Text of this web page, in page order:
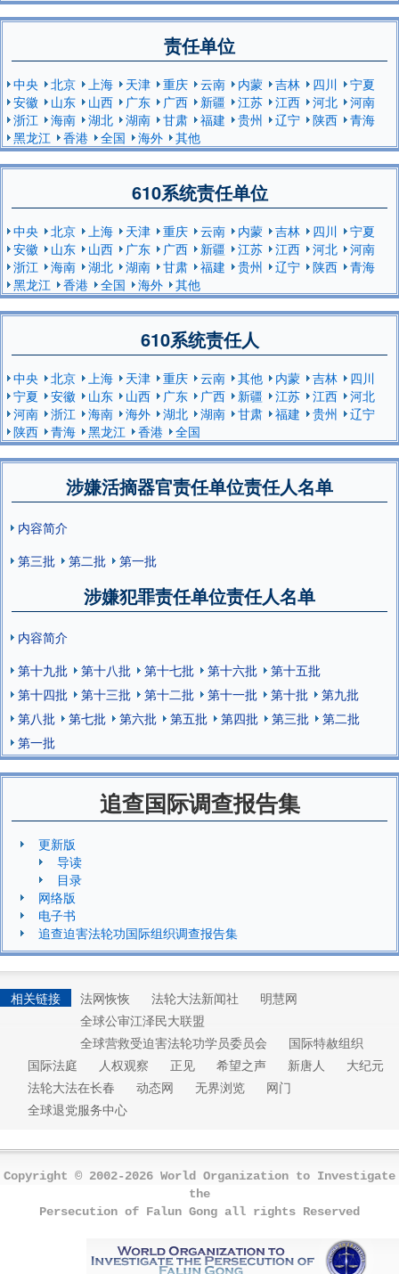
责任单位
中央 北京 上海 天津 重庆 云南 内蒙 吉林 四川
宁夏
安徽
山东 山西 广东 广西 新疆 江苏 江西 河北
河南
浙江
海南 湖北 湖南 甘肃 福建 贵州 辽宁 陕西
青海
黑龙江
香港 全国 海外 其他
610系统责任单位
中央 北京 上海 天津 重庆 云南 内蒙 吉林 四川
宁夏
安徽
山东 山西 广东 广西 新疆 江苏 江西 河北
河南
浙江
海南 湖北 湖南 甘肃 福建 贵州 辽宁 陕西
青海
黑龙江
香港 全国 海外 其他
610系统责任人
中央 北京 上海 天津 重庆 云南 其他 内蒙 吉林
四川
宁夏
安徽 山东 山西 广东 广西 新疆 江苏 江西
河北
河南
浙江 海南 海外 湖北 湖南 甘肃 福建 贵州
辽宁
陕西
青海 黑龙江 香港 全国
涉嫌活摘器官责任单位责任人名单
内容简介
第三批
第二批 第一批
涉嫌犯罪责任单位责任人名单
内容简介
第十九批
第十八批 第十七批 第十六批
第十五批
第十四批
第十三批 第十二批 第十一批 第十批
第九批
第八批
第七批 第六批 第五批 第四批 第三批
第二批
第一批
追查国际调查报告集
更新版
导读
目录
网络版
电子书
追查迫害法轮功国际组织调查报告集
相关链接 法网恢恢 法轮大法新闻社
明慧网
全球公审江泽民大联盟
全球营救受迫害法轮功学员委员会
国际特赦组织
国际法庭
人权观察 正见 希望之声 新唐人
大纪元
法轮大法在长春
动态网 无界浏览
网门
全球退党服务中心
Copyright © 2002-2026 World Organization to Investigate
the
Persecution of Falun Gong all rights Reserved